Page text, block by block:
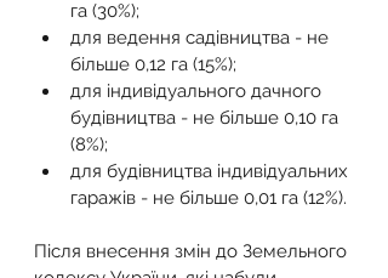
га (30%);
для ведення садівництва - не
більше 0,12 га (15%);
для індивідуального дачного
будівництва - не більше 0,10 га
(8%);
для будівництва індивідуальних
гаражів - не більше 0,01 га (12%).
Після внесення змін до Земельного